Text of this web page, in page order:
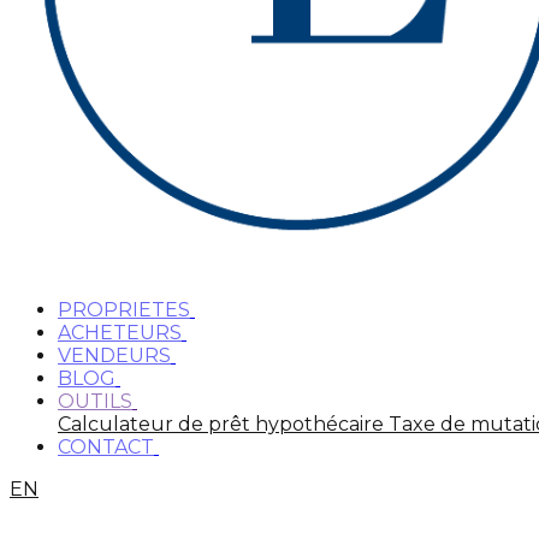
PROPRIETES
ACHETEURS
VENDEURS
BLOG
OUTILS
Calculateur de prêt hypothécaire Taxe de
CONTACT
EN